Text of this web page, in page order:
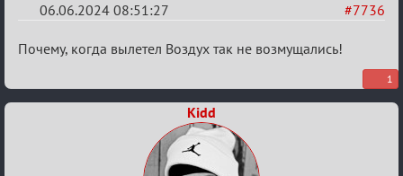
#7736
06.06.2024 08:51:27
Re:
Вендетты
Почему, когда вылетел Воздух так не возмущались!
1
Kidd